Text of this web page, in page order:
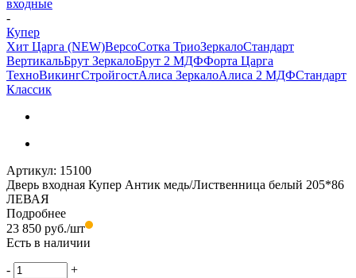
входные
-
Купер
Хит Царга (NEW)ВерсоСотка ТриоЗеркалоСтандарт
ВертикальБрут ЗеркалоБрут 2 МДФФорта Царга
ТехноВикингСтройгостАлиса ЗеркалоАлиса 2 МДФСтандарт
Классик
Артикул: 15100
Дверь входная Купер Антик медь/Лиственница белый 205*86
ЛЕВАЯ
Подробнее
23 850 руб./шт
Есть в наличии
-
+